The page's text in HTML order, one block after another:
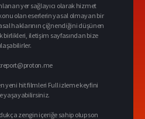
yer sağlayıcı olarak hizmet
olan eserlerin yasal olmayan bir
haklarının çiğnendiğini düşünen
birlikleri, iletişim sayfasından bize
yeni hit filmleri Full izleme keyfini
yaşayabilirsiniz.
zengin içeriğe sahip olup son